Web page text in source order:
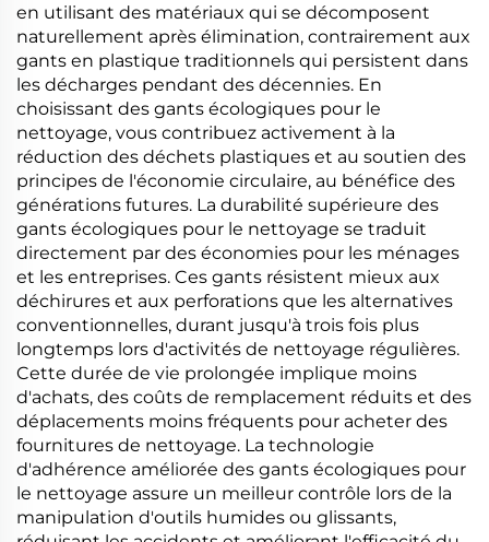
en utilisant des matériaux qui se décomposent
naturellement après élimination, contrairement aux
gants en plastique traditionnels qui persistent dans
les décharges pendant des décennies. En
choisissant des gants écologiques pour le
nettoyage, vous contribuez activement à la
réduction des déchets plastiques et au soutien des
principes de l'économie circulaire, au bénéfice des
générations futures. La durabilité supérieure des
gants écologiques pour le nettoyage se traduit
directement par des économies pour les ménages
et les entreprises. Ces gants résistent mieux aux
déchirures et aux perforations que les alternatives
conventionnelles, durant jusqu'à trois fois plus
longtemps lors d'activités de nettoyage régulières.
Cette durée de vie prolongée implique moins
d'achats, des coûts de remplacement réduits et des
déplacements moins fréquents pour acheter des
fournitures de nettoyage. La technologie
d'adhérence améliorée des gants écologiques pour
le nettoyage assure un meilleur contrôle lors de la
manipulation d'outils humides ou glissants,